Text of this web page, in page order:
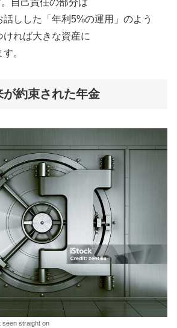
自己責任の部分は
しした「年利5%の運用」のよう
れば大きな資産に
。
が約束された年金
seen straight on